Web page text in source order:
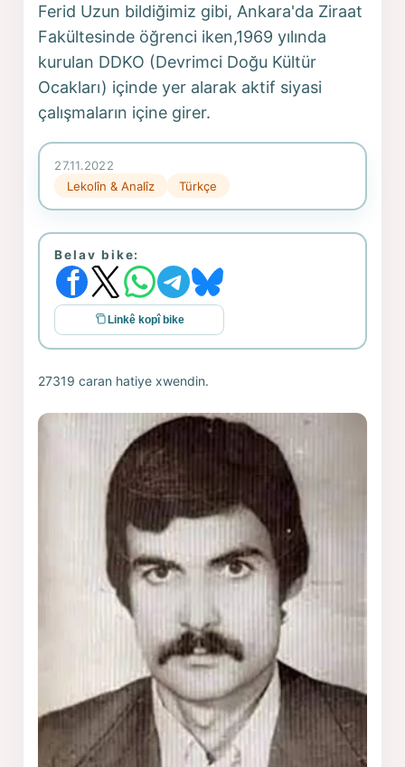
Ferid Uzun bildiğimiz gibi, Ankara'da Ziraat
Fakültesinde öğrenci iken,1969 yılında
kurulan DDKO (Devrimci Doğu Kültür
Ocakları) içinde yer alarak aktif siyasi
çalışmaların içine girer.
27.11.2022
Lekolîn & Analîz
Türkçe
Belav bike:
Linkê kopî bike
27319 caran hatiye xwendin.